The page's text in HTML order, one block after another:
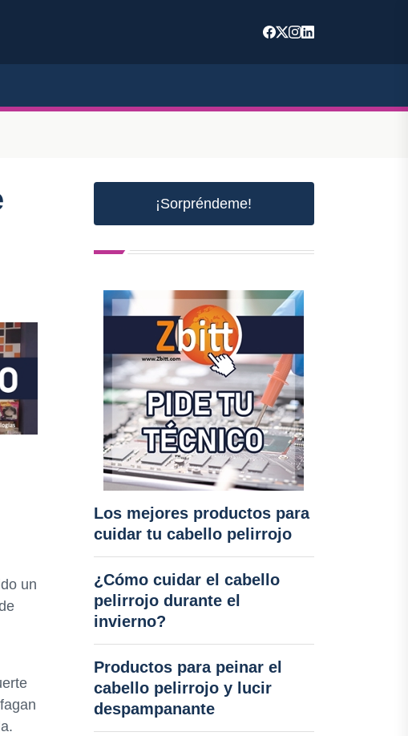
un
¡Sorpréndeme!
Los mejores productos para
cuidar tu cabello pelirrojo
¿Cómo cuidar el cabello
pelirrojo durante el
invierno?
Productos para peinar el
cabello pelirrojo y lucir
despampanante